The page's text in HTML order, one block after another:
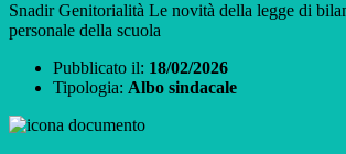
Snadir Genitorialità Le novità della legge di
personale della scuola
Pubblicato il: 18/02/2026
Tipologia: Albo sindacale